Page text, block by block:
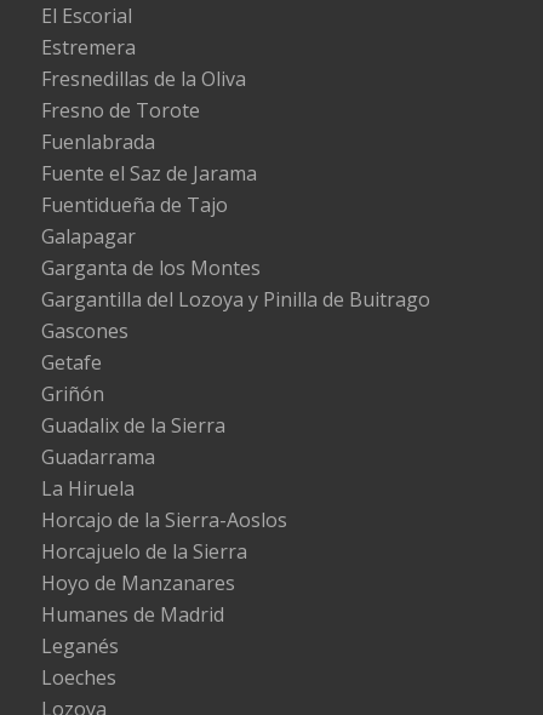
El Escorial
Estremera
Fresnedillas de la Oliva
Fresno de Torote
Fuenlabrada
Fuente el Saz de Jarama
Fuentidueña de Tajo
Galapagar
Garganta de los Montes
Gargantilla del Lozoya y Pinilla de Buitrago
Gascones
Getafe
Griñón
Guadalix de la Sierra
Guadarrama
La Hiruela
Horcajo de la Sierra-Aoslos
Horcajuelo de la Sierra
Hoyo de Manzanares
Humanes de Madrid
Leganés
Loeches
Lozoya